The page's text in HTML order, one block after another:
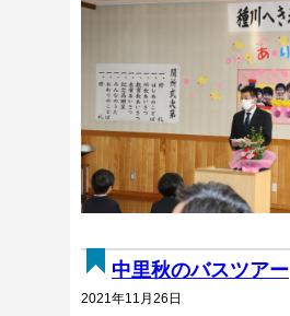
中里秋のバスツアー
2021年11月26日